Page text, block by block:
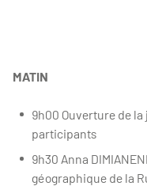
MATIN
9h00 Ouverture de la
participants
9h30 Anna
géographique de la